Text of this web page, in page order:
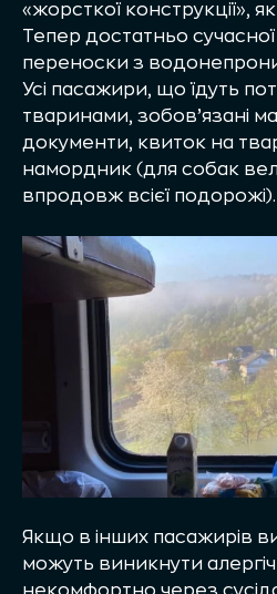
«жорсткої конструкції»,
Тепер достатньо
переноски з
Усі пасажири, що їдуть
тваринами, зобов’язані
документи, квиток на
намордник (для собак
впродовж всієї подорожі).
Якщо в інших пасажирів
можуть виникнути
некомфортно через